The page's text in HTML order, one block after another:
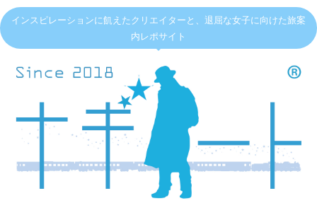
インスピレーションに飢えたクリエイターと、退屈な女子に向けた旅案
内レポサイト